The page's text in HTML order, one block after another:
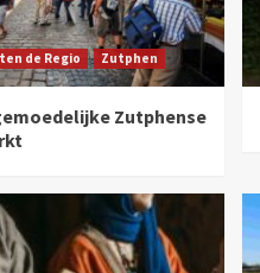
de Regio Zutphen
Zutphense